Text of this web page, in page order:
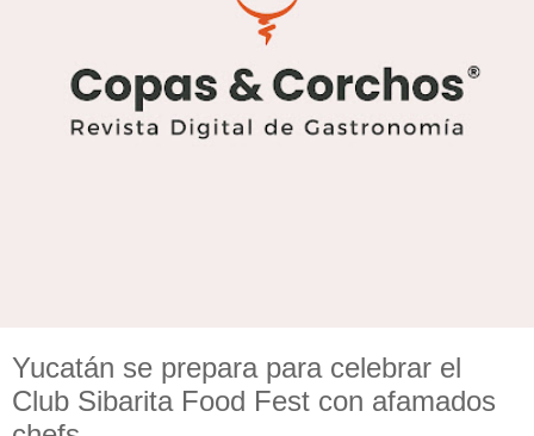
Yucatán se prepara para celebrar el
Club Sibarita Food Fest con afamados